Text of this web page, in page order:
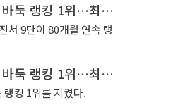
이 진남토건에 승리하며
를 거두고 정규리그를 마
신진서, 80개월 연속 바둑 랭킹 1위…최정, 2개월 연속 여자 1위 지켜
서 9단이 80개월 연속 랭
신진서, 80개월 연속 바둑 랭킹 1위…최정, 2개월 연속 '여자 1위'
랭킹 1위를 지켰다.